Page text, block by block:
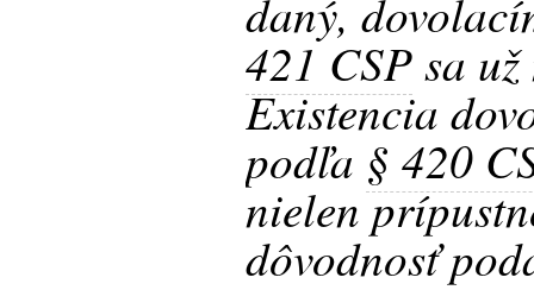
daný,
421 CSPsa
Existencia
podľa § 420
nielen
dôvodnosť